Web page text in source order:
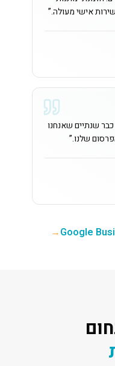
אישי מעולה.”
שנתיים שאנחנו
שלנו.”
→